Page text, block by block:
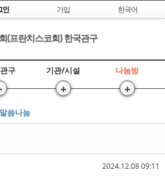
Skip to content
인 가입 한국어
(프란치스코회) 한국관구
구 기관/시설
+
나눔방
+
말씀나눔
2024.12.08 09:11
스케치북5
스케치북5